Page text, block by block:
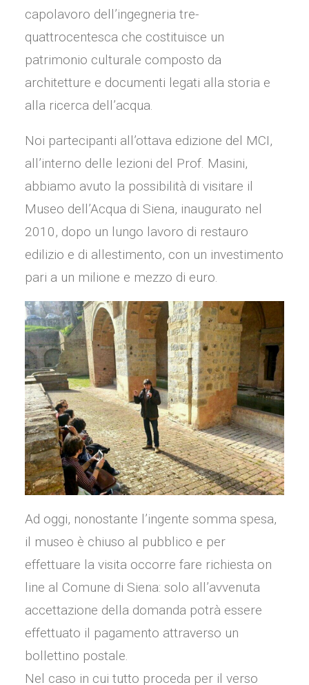
capolavoro dell’ingegneria tre-
quattrocentesca che costituisce un
patrimonio culturale composto da
architetture e documenti legati alla storia e
alla ricerca dell’acqua.
Noi partecipanti all’ottava edizione del MCI,
all’interno delle lezioni del Prof. Masini,
abbiamo avuto la possibilità di visitare il
Museo dell’Acqua di Siena, inaugurato nel
2010, dopo un lungo lavoro di restauro
edilizio e di allestimento, con un investimento
pari a un milione e mezzo di euro.
Ad oggi, nonostante l’ingente somma spesa,
il museo è chiuso al pubblico e per
effettuare la visita occorre fare richiesta on
line al Comune di Siena: solo all’avvenuta
accettazione della domanda potrà essere
effettuato il pagamento attraverso un
bollettino postale.
Nel caso in cui tutto proceda per il verso